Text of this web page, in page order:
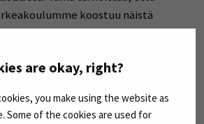
are okay, right?
you make using the website as
Some of the cookies are used for
koostuu näistä
pitää jatkossakin kiinni
eri osapuolten näkökulmasta.
»
(Avautuu uuteen ikkunaan)